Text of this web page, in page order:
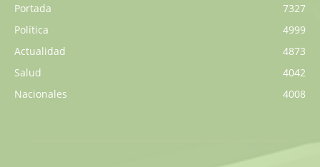
Portada
7327
Política
4999
Actualidad
4873
Salud
4042
Nacionales
4008